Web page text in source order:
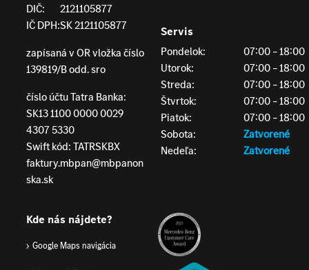
DIČ:
2121105877
IČ DPH:SK 2121105877
zapísaná v OR vložka číslo
139819/B odd. sro
číslo účtu Tatra Banka:
SK13 1100 0000 0029
4307 5330
Swift kód: TATRSKBX
faktury.mbpan@mbpanon
ska.sk
Servis
Pondelok:
07:00 – 18:00
Utorok:
07:00 – 18:00
Streda:
07:00 – 18:00
Štvrtok:
07:00 – 18:00
Piatok:
07:00 – 18:00
Sobota:
Zatvorené
Nedeľa:
Zatvorené
Kde nás nájdete?
Google Maps navigácia